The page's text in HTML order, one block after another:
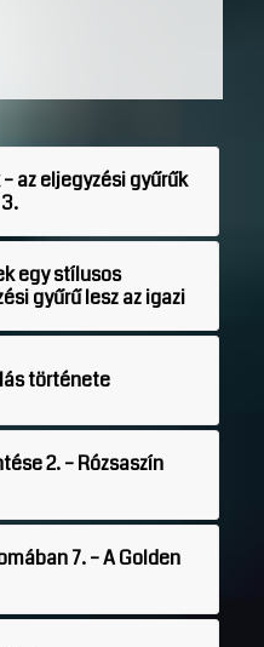
az eljegyzési gyűrűk
egy stílusos
gyűrű lesz az igazi
története
2. – Rózsaszín
7. – A Golden